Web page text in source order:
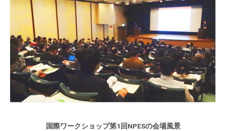
国際ワークショップ第1回NPESの会場風景